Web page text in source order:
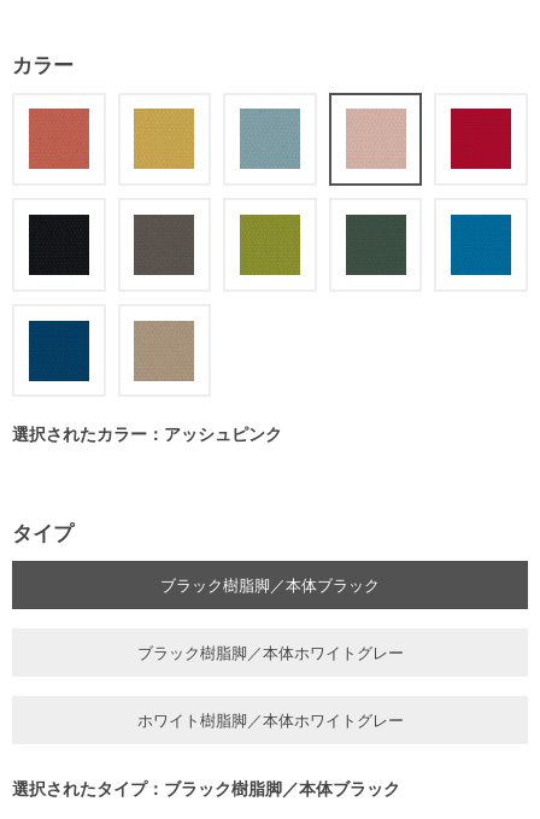
カラー
選択されたカラー：アッシュピンク
タイプ
ブラック樹脂脚／本体ブラック
ブラック樹脂脚／本体ホワイトグレー
ホワイト樹脂脚／本体ホワイトグレー
選択されたタイプ：ブラック樹脂脚／本体ブラック